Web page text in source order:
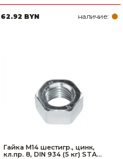
62.92 BYN наличие:
Гайка М14 шестигр., цинк,
кл.пр. 8, DIN 934 (5 кг) STA...